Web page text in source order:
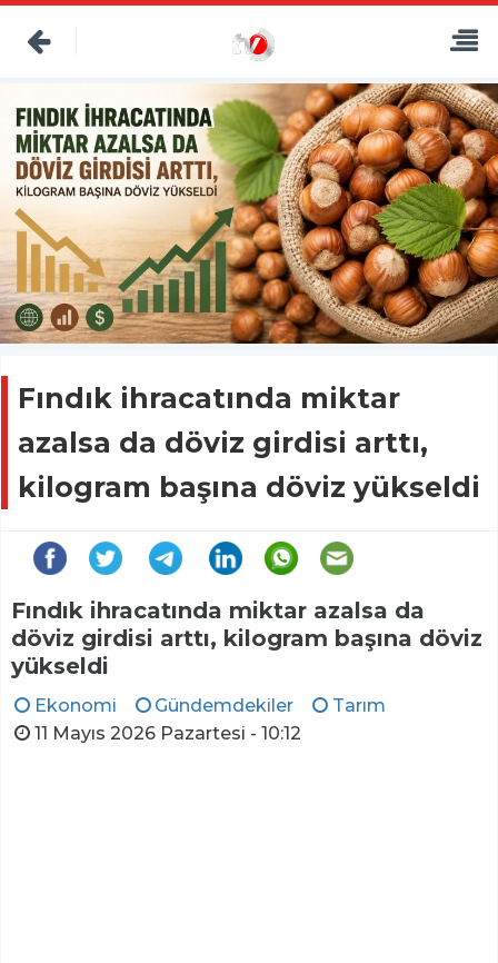
Fındık ihracatında miktar
azalsa da döviz girdisi arttı,
kilogram başına döviz yükseldi
Fındık ihracatında miktar azalsa da
döviz girdisi arttı, kilogram başına döviz
yükseldi
Ekonomi Gündemdekiler
Tarım
11 Mayıs 2026 Pazartesi - 10:12